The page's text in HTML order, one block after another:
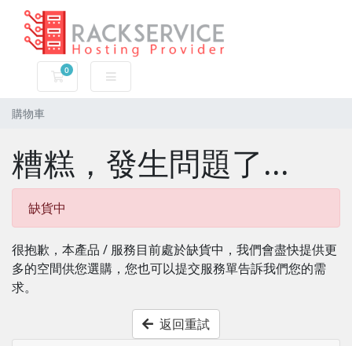
0
購物車
購物車
糟糕，發生問題了...
缺貨中
很抱歉，本產品 / 服務目前處於缺貨中，我們會盡快提供更
多的空間供您選購，您也可以提交服務單告訴我們您的需
求。
返回重試